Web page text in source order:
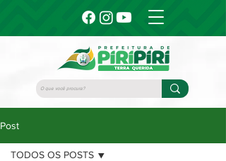
Post
TODOS OS POSTS